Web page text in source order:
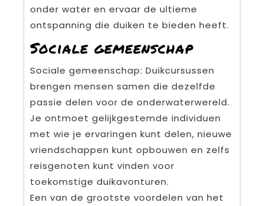
onder water en ervaar de ultieme
ontspanning die duiken te bieden heeft.
Sociale gemeenschap
Sociale gemeenschap: Duikcursussen
brengen mensen samen die dezelfde
passie delen voor de onderwaterwereld.
Je ontmoet gelijkgestemde individuen
met wie je ervaringen kunt delen, nieuwe
vriendschappen kunt opbouwen en zelfs
reisgenoten kunt vinden voor
toekomstige duikavonturen.
Een van de grootste voordelen van het